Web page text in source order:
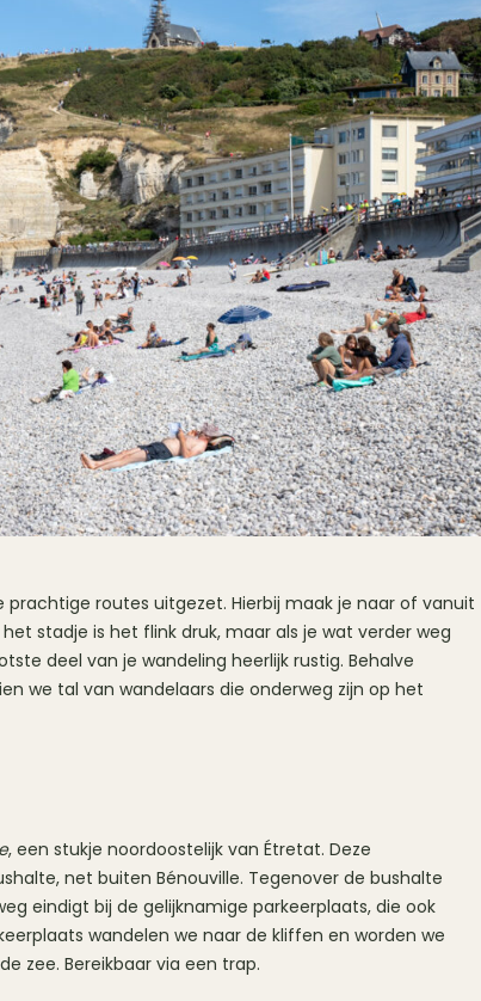
prachtige routes uitgezet. Hierbij maak je naar of vanuit
het stadje is het flink druk, maar als je wat verder weg
deel van je wandeling heerlijk rustig. Behalve
we tal van wandelaars die onderweg zijn op het
, een stukje noordoostelijk van Étretat. Deze
net buiten Bénouville. Tegenover de bushalte
eindigt bij de gelijknamige parkeerplaats, die ook
wandelen we naar de kliffen en worden we
zee. Bereikbaar via een trap.